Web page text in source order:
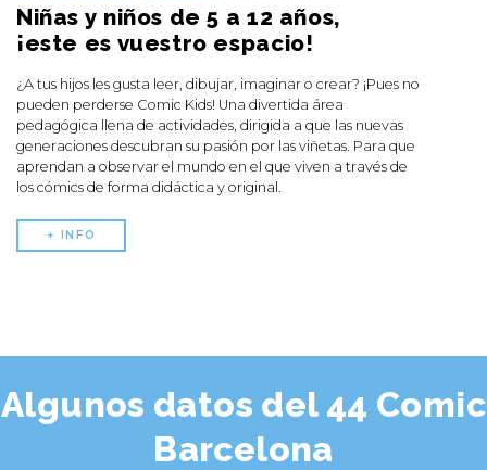
Niñas y niños de 5 a 12 años,
¡este es vuestro espacio!
¿A tus hijos les gusta leer, dibujar, imaginar o crear? ¡Pues no
pueden perderse Comic Kids! Una divertida área
pedagógica llena de actividades, dirigida a que las nuevas
generaciones descubran su pasión por las viñetas. Para que
aprendan a observar el mundo en el que viven a través de
los cómics de forma didáctica y original.
+ INFO
Algunos datos del 44 Comic
Barcelona